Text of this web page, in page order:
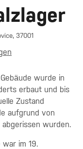
37001
wurde in
erbaut und bis
Zustand
aufgrund von
abgerissen wurden.
war im 19.